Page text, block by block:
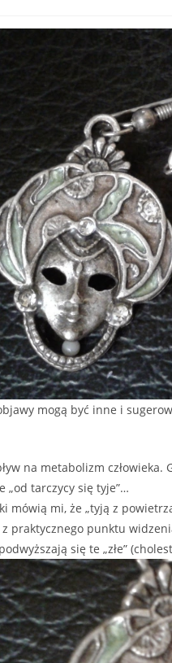
mogą być inne i
na metabolizm człowieka.
„od tarczycy się tyje”…
mi, że „tyją z
praktycznego punktu
się te „złe”